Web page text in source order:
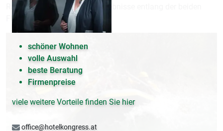
schöner Wohnen
volle Auswahl
beste Beratung
Firmenpreise
viele weitere Vorteile finden Sie hier
office@hotelkongress.at
Rafting bieten Touren und Erlebnisse entlang der beiden
Flüsse an.